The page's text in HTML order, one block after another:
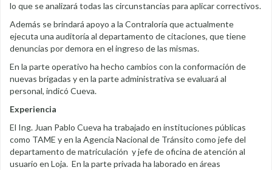
lo que se analizará todas las circunstancias para aplicar correctivos.
Además se brindará apoyo a la Contraloría que actualmente
ejecuta una auditoría al departamento de citaciones, que tiene
denuncias por demora en el ingreso de las mismas.
En la parte operativo ha hecho cambios con la conformación de
nuevas brigadas y en la parte administrativa se evaluará al
personal, indicó Cueva.
Experiencia
El Ing. Juan Pablo Cueva ha trabajado en instituciones públicas
como TAME y en la Agencia Nacional de Tránsito como jefe del
departamento de matriculación y jefe de oficina de atención al
usuario en Loja. En la parte privada ha laborado en áreas